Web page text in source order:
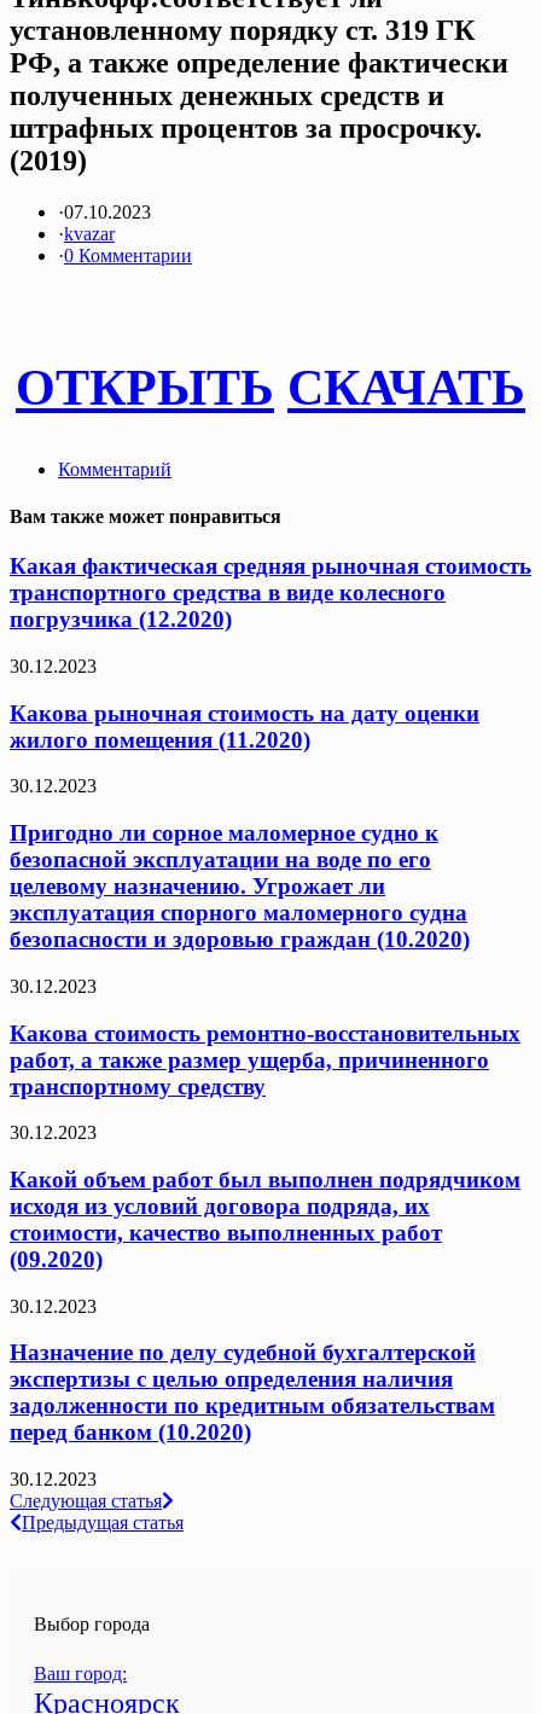
установленному порядку ст. 319 ГК
РФ, а также определение фактически
полученных денежных средств и
штрафных процентов за просрочку.
(2019)
·07.10.2023
·kvazar
·0 Комментарии
ОТКРЫТЬ СКАЧАТЬ
Комментарий
Вам также может понравиться
Какая фактическая средняя рыночная стоимость
транспортного средства в виде колесного
погрузчика (12.2020)
30.12.2023
Какова рыночная стоимость на дату оценки
жилого помещения (11.2020)
30.12.2023
Пригодно ли сорное маломерное судно к
безопасной эксплуатации на воде по его
целевому назначению. Угрожает ли
эксплуатация спорного маломерного судна
безопасности и здоровью граждан (10.2020)
30.12.2023
Какова стоимость ремонтно-восстановительных
работ, а также размер ущерба, причиненного
транспортному средству
30.12.2023
Какой объем работ был выполнен подрядчиком
исходя из условий договора подряда, их
стоимости, качество выполненных работ
(09.2020)
30.12.2023
Назначение по делу судебной бухгалтерской
экспертизы с целью определения наличия
задолженности по кредитным обязательствам
перед банком (10.2020)
30.12.2023
Навигация
по
Следующая статья
Предыдущая статья
Выбор города
Ваш город:
Красноярск